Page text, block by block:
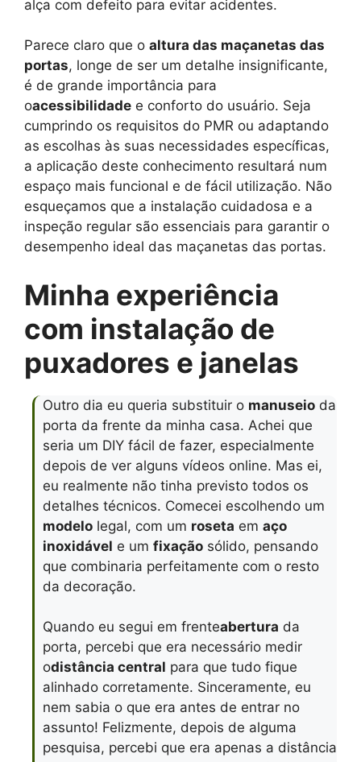
alça com defeito para evitar acidentes.
Parece claro que o altura das maçanetas das
portas, longe de ser um detalhe insignificante,
é de grande importância para
oacessibilidade e conforto do usuário. Seja
cumprindo os requisitos do PMR ou adaptando
as escolhas às suas necessidades específicas,
a aplicação deste conhecimento resultará num
espaço mais funcional e de fácil utilização. Não
esqueçamos que a instalação cuidadosa e a
inspeção regular são essenciais para garantir o
desempenho ideal das maçanetas das portas.
Minha experiência
com instalação de
puxadores e janelas
Outro dia eu queria substituir o manuseio da
porta da frente da minha casa. Achei que
seria um DIY fácil de fazer, especialmente
depois de ver alguns vídeos online. Mas ei,
eu realmente não tinha previsto todos os
detalhes técnicos. Comecei escolhendo um
modelo legal, com um roseta em aço
inoxidável e um fixação sólido, pensando
que combinaria perfeitamente com o resto
da decoração.
Quando eu segui em frenteabertura da
porta, percebi que era necessário medir
odistância central para que tudo fique
alinhado corretamente. Sinceramente, eu
nem sabia o que era antes de entrar no
assunto! Felizmente, depois de alguma
pesquisa, percebi que era apenas a distância